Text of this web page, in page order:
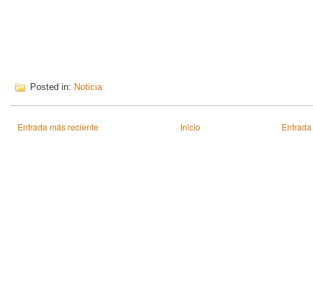
Posted in: Noticia
Entrada más reciente Inicio